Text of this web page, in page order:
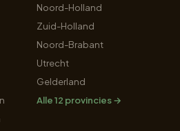
Noord-Holland
Zuid-Holland
Noord-Brabant
Utrecht
Gelderland
Alle 12 provincies →